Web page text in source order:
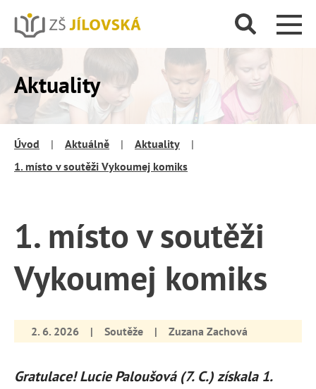
Aktuality
Úvod | Aktuálně | Aktuality
|
1. místo v soutěži Vykoumej komiks
1. místo v soutěži
Vykoumej komiks
2. 6. 2026 | Soutěže | Zuzana Zachová
Gratulace! Lucie Paloušová (7. C.) získala 1.